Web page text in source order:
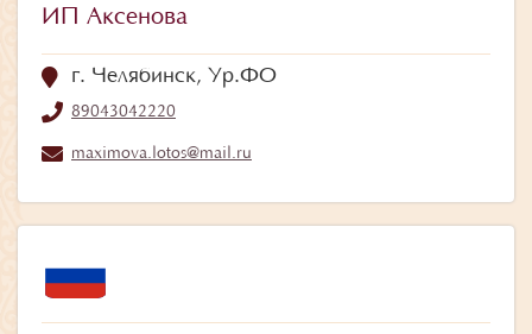
ИП Аксенова
г. Челябинск, Ур.ФО
89043042220
maximova.lotos@mail.ru